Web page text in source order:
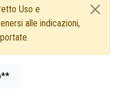
Uso e
alle indicazioni,